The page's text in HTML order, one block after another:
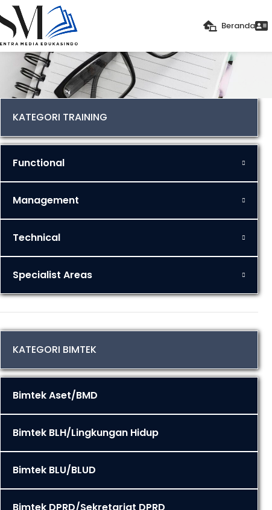
Beranda
KATEGORI TRAINING
Functional
Management
Technical
Specialist Areas
KATEGORI BIMTEK
Bimtek Aset/BMD
Bimtek BLH/Lingkungan Hidup
Bimtek BLU/BLUD